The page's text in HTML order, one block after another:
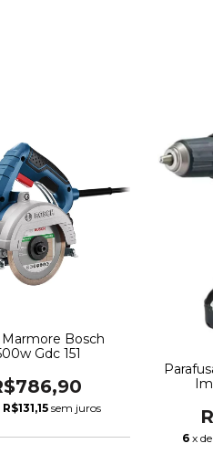
Marmore Bosch
Gdc 151
R$131,15 sem juros
6 x de